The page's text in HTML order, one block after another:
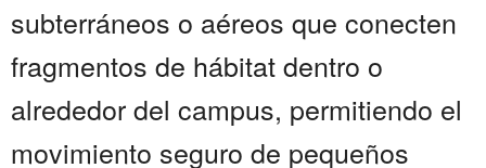
subterráneos o aéreos que conecten
fragmentos de hábitat dentro o
alrededor del campus, permitiendo el
movimiento seguro de pequeños